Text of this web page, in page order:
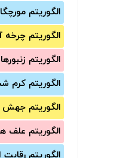
الگوریتم
الگوریتم
الگوریتم زنبورها Bees
الگوریتم کرم
الگوریتم جهش
الگوریتم علف
الگوریتم